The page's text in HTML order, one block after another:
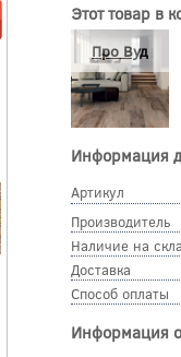
Этот товар в
Про Вуд
Информация
Артикул
Производитель
Наличие на
Доставка
Способ оплаты
Информация